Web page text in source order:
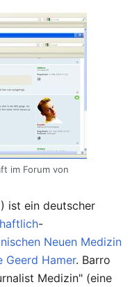
im Forum von
ist ein deutscher
-
Neuen Medizin
Geerd Hamer. Barro
Medizin" (eine